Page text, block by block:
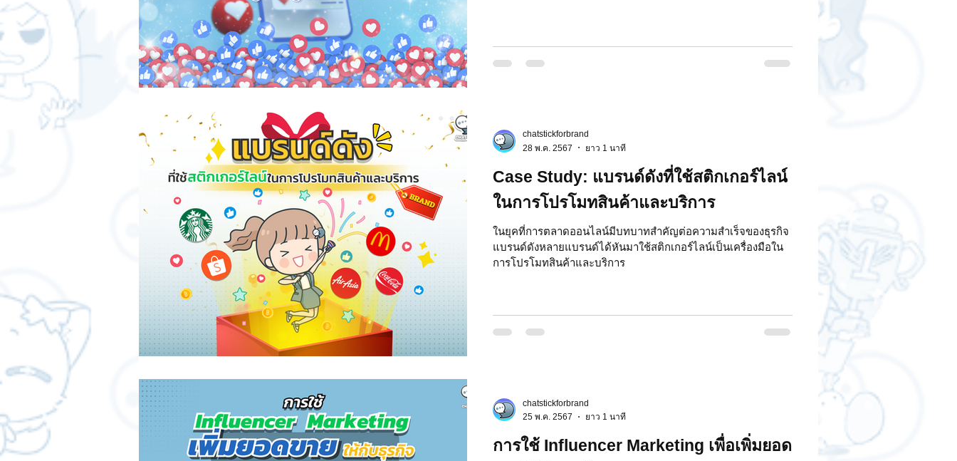
Case Study: แบรนด์ดังที่ใช้สติกเกอร์ไลน์
ในการโปรโมทสินค้าและบริการ
ในยุคที่การตลาดออนไลน์มีบทบาทสำคัญต่อความสำเร็จของธุรกิจ
แบรนด์ดังหลายแบรนด์ได้หันมาใช้สติกเกอร์ไลน์เป็นเครื่องมือใน
การโปรโมทสินค้าและบริการ
chatstickforbrand
28 พ.ค. 2567
ยาว 1 นาที
การใช้ Influencer Marketing เพื่อเพิ่มยอด
chatstickforbrand
25 พ.ค. 2567
ยาว 1 นาที